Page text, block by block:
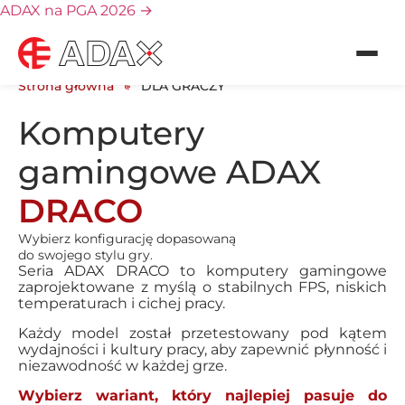
ADAX na PGA 2026 →
DLA GRAFIKÓW
DO BIURA
AiO
Serwis
O nas
Blog
Strona główna DLA GRACZY
Komputery
gamingowe ADAX
DRACO
Wybierz konfigurację dopasowaną
do swojego stylu gry.
Seria ADAX DRACO to komputery gamingowe
zaprojektowane z myślą o stabilnych FPS, niskich
temperaturach i cichej pracy.
Każdy model został przetestowany pod kątem
wydajności i kultury pracy, aby zapewnić płynność i
niezawodność w każdej grze.
Wybierz wariant, który najlepiej pasuje do